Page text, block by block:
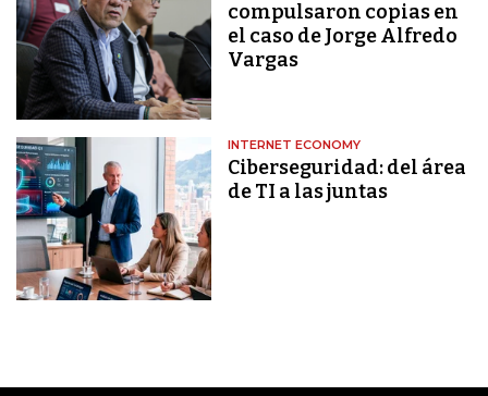
compulsaron copias en
el caso de Jorge Alfredo
Vargas
INTERNET ECONOMY
Ciberseguridad: del área
de TI a las juntas